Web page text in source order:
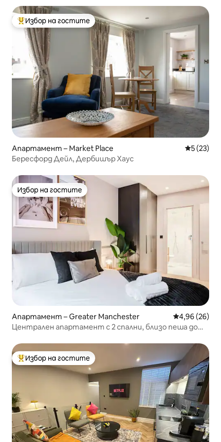
Най-популярен избор на гостите
Избор на гостите
Апартамент – Market Place Средна
5 (23)
Бересфорд Дейл, Дербишър Хаус
Избор на гостите
Избор на гостите
Апартамент – Greater Manchester Средна
4,96 (26)
Централен апартамент с 2 спални, близо пеша до
Най-популярен избор на гостите
Избор на гостите